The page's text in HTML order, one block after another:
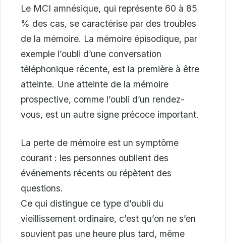
Le MCI amnésique, qui représente 60 à 85
% des cas, se caractérise par des troubles
de la mémoire. La mémoire épisodique, par
exemple l’oubli d’une conversation
téléphonique récente, est la première à être
atteinte. Une atteinte de la mémoire
prospective, comme l’oubli d’un rendez-
vous, est un autre signe précoce important.
La perte de mémoire est un symptôme
courant : les personnes oublient des
événements récents ou répètent des
questions.
Ce qui distingue ce type d’oubli du
vieillissement ordinaire, c’est qu’on ne s’en
souvient pas une heure plus tard, même